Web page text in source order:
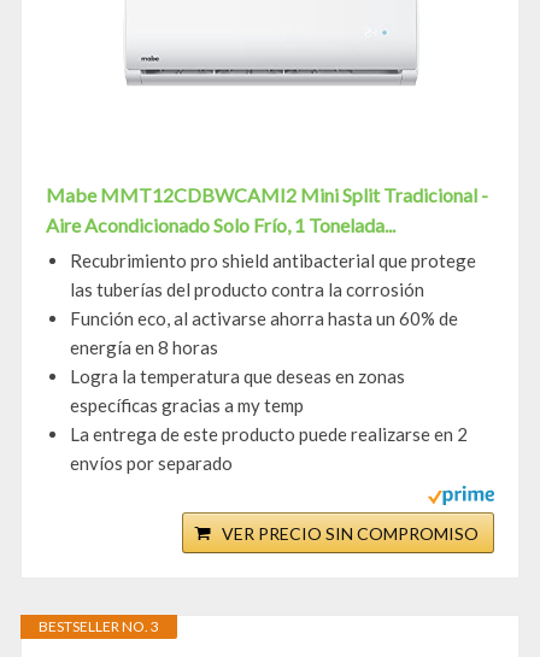
Mabe MMT12CDBWCAMI2 Mini Split Tradicional -
Aire Acondicionado Solo Frío, 1 Tonelada...
Recubrimiento pro shield antibacterial que protege
las tuberías del producto contra la corrosión
Función eco, al activarse ahorra hasta un 60% de
energía en 8 horas
Logra la temperatura que deseas en zonas
específicas gracias a my temp
La entrega de este producto puede realizarse en 2
envíos por separado
VER PRECIO SIN COMPROMISO
BESTSELLER NO. 3